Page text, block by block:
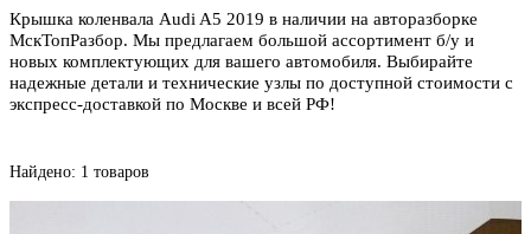
Крышка коленвала Audi A5 2019 в наличии на авторазборке
МскТопРазбор. Мы предлагаем большой ассортимент б/у и
новых комплектующих для вашего автомобиля. Выбирайте
надежные детали и технические узлы по доступной стоимости с
экспресс-доставкой по Москве и всей РФ!
Найдено: 1 товаров